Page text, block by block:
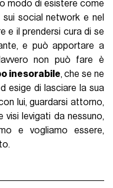
modo di esistere come
social network e nel
e il prendersi cura di se
e può apportare a
non può fare è
inesorabile, che se ne
esige di lasciare la sua
lui, guardarsi attorno,
visi levigati da nessuno,
e vogliamo essere,